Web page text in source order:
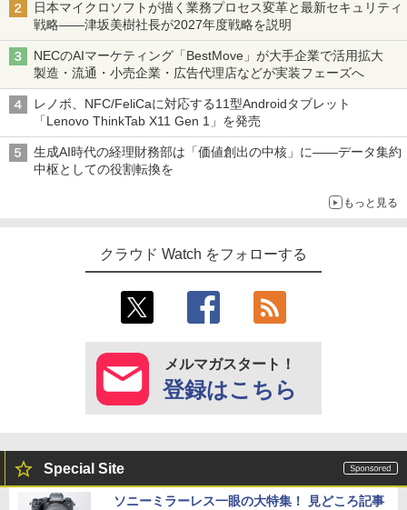
日本マイクロソフトが描く業務プロセス変革と最新セキュリティ
戦略――津坂美樹社長が2027年度戦略を説明
NECのAIマーケティング「BestMove」が大手企業で活用拡大
製造・流通・小売企業・広告代理店などが実装フェーズへ
レノボ、NFC/FeliCaに対応する11型Androidタブレット
「Lenovo ThinkTab X11 Gen 1」を発売
生成AI時代の経理財務部は「価値創出の中核」に――データ集約
中枢としての役割転換を
もっと見る
クラウド Watch をフォローする
メルマガスタート！
登録はこちら
Special Site
ソニーミラーレス一眼の大特集！ 見どころ記事